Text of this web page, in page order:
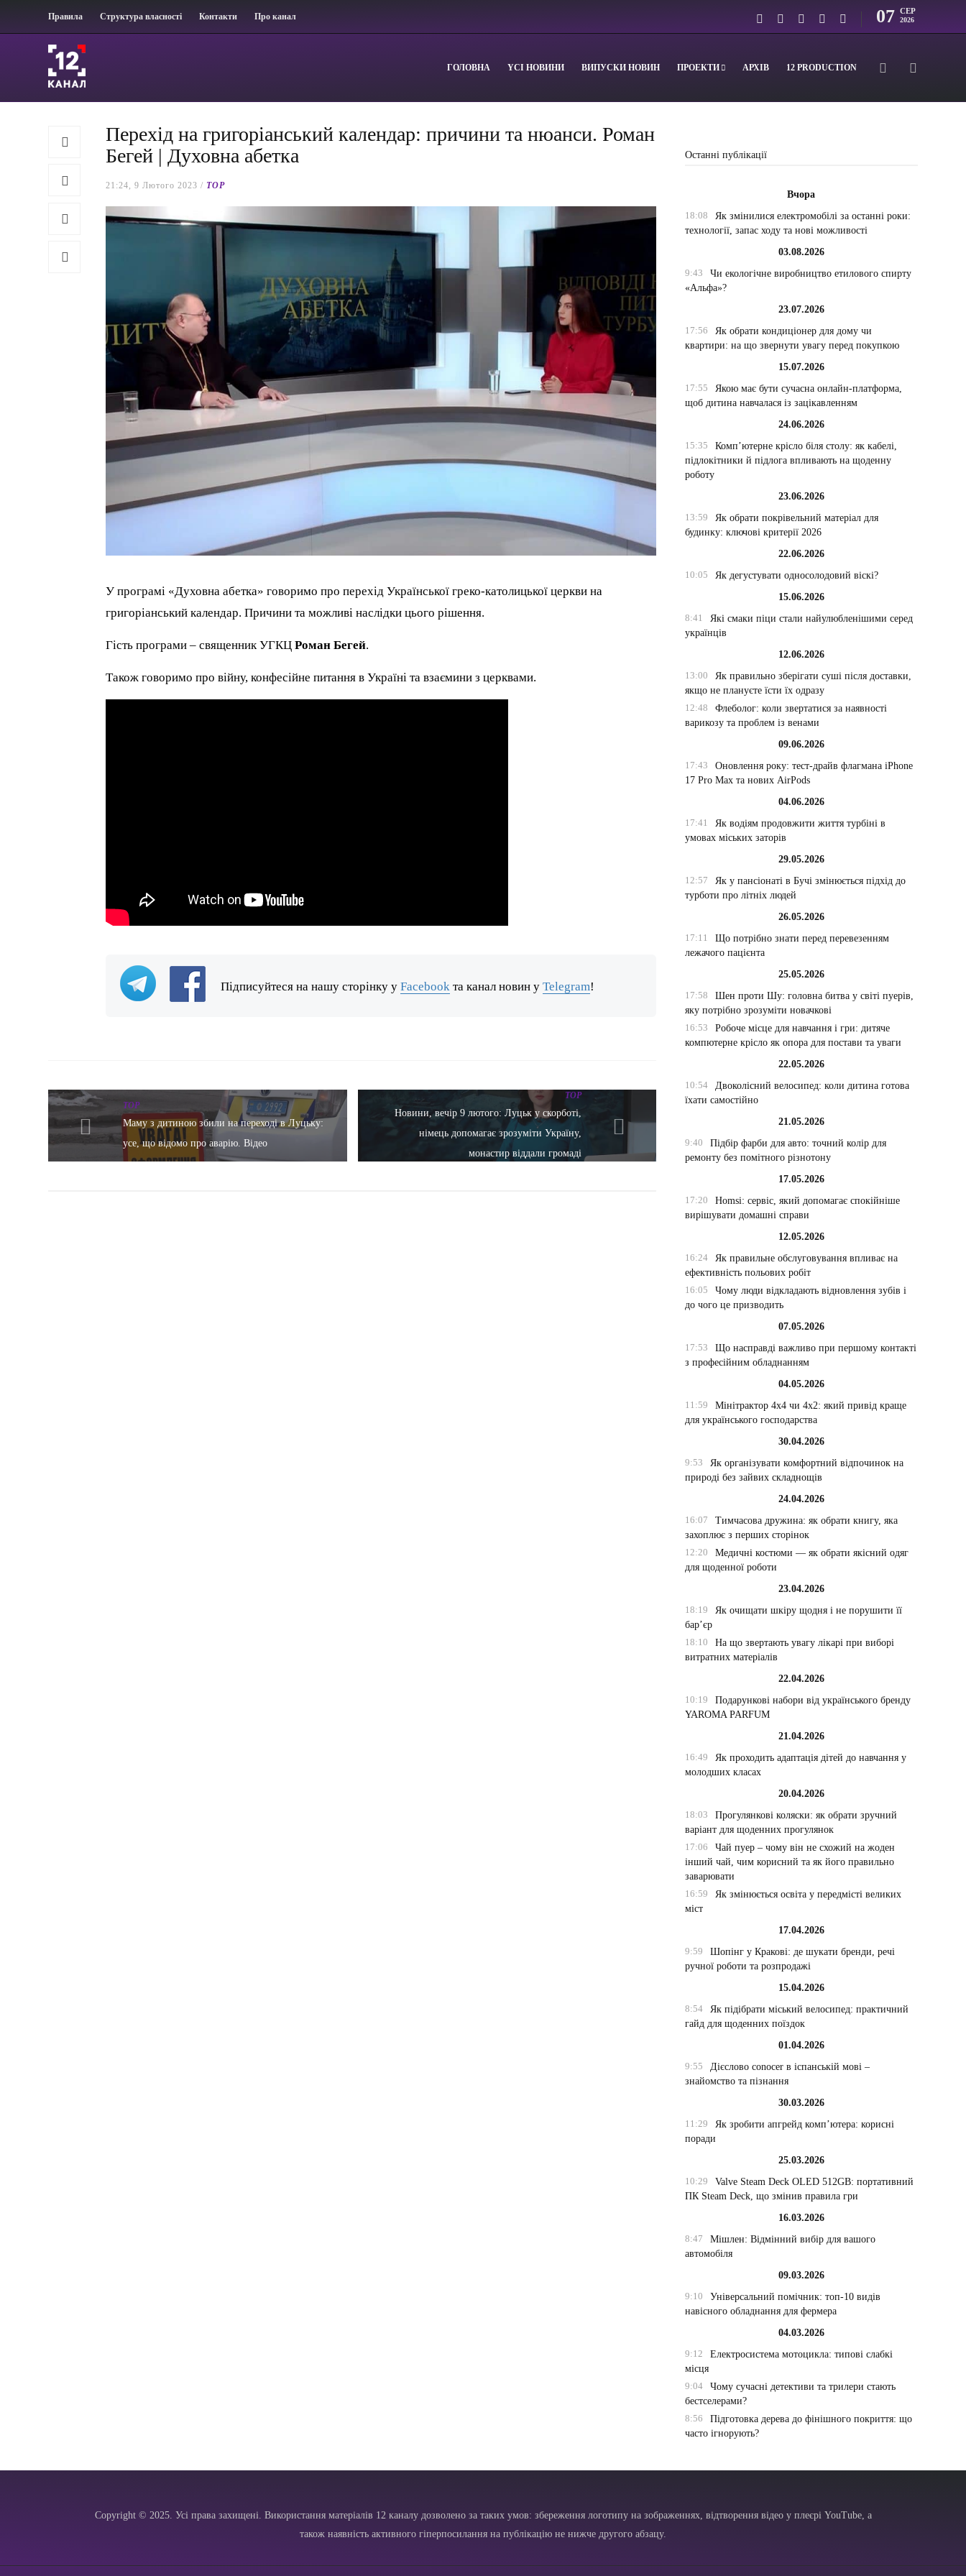
Правила Структура власності Контакти Про канал 07 СЕР
2026
ГОЛОВНА YСІ НОВИНИ ВИПУСКИ НОВИН ПРОЕКТИ АРХІВ 12 PRODUCTION
Перехід на григоріанський календар: причини та нюанси. Роман
Бегей | Духовна абетка
21:24, 9 Лютого 2023 / TOP
У програмі «Духовна абетка» говоримо про перехід Української греко-католицької церкви на
григоріанський календар. Причини та можливі наслідки цього рішення.
Гість програми – священник УГКЦРоман Бегей.
Також говоримо про війну, конфесійне питання в Україні та взаємини з церквами.
Підписуйтеся на нашу сторінку уFacebook та канал новин уTelegram!
TOP
Маму з дитиною збили на переході в Луцьку:
усе, що відомо про аварію. Відео
TOP
Новини, вечір 9 лютого: Луцьк у скорботі,
німець допомагає зрозуміти Україну,
монастир віддали громаді
Останні публікації
Вчора
18:08
Як змінилися електромобілі за останні роки:
технології, запас ходу та нові можливості
03.08.2026
9:43
Чи екологічне виробництво етилового спирту
«Альфа»?
23.07.2026
17:56
Як обрати кондиціонер для дому чи
квартири: на що звернути увагу перед покупкою
15.07.2026
17:55
Якою має бути сучасна онлайн-платформа,
щоб дитина навчалася із зацікавленням
24.06.2026
15:35
Комп’ютерне крісло біля столу: як кабелі,
підлокітники й підлога впливають на щоденну
роботу
23.06.2026
13:59
Як обрати покрівельний матеріал для
будинку: ключові критерії 2026
22.06.2026
10:05
Як дегустувати односолодовий віскі?
15.06.2026
8:41
Які смаки піци стали найулюбленішими серед
українців
12.06.2026
13:00
Як правильно зберігати суші після доставки,
якщо не плануєте їсти їх одразу
12:48
Флеболог: коли звертатися за наявності
варикозу та проблем із венами
09.06.2026
17:43
Оновлення року: тест-драйв флагмана iPhone
17 Pro Max та нових AirPods
04.06.2026
17:41
Як водіям продовжити життя турбіні в
умовах міських заторів
29.05.2026
12:57
Як у пансіонаті в Бучі змінюється підхід до
турботи про літніх людей
26.05.2026
17:11
Що потрібно знати перед перевезенням
лежачого пацієнта
25.05.2026
17:58
Шен проти Шу: головна битва у світі пуерів,
яку потрібно зрозуміти новачкові
16:53
Робоче місце для навчання і гри: дитяче
компютерне крісло як опора для постави та уваги
22.05.2026
10:54
Двоколісний велосипед: коли дитина готова
їхати самостійно
21.05.2026
9:40
Підбір фарби для авто: точний колір для
ремонту без помітного різнотону
17.05.2026
17:20
Homsi: сервіс, який допомагає спокійніше
вирішувати домашні справи
12.05.2026
16:24
Як правильне обслуговування впливає на
ефективність польових робіт
16:05
Чому люди відкладають відновлення зубів і
до чого це призводить
07.05.2026
17:53
Що насправді важливо при першому контакті
з професійним обладнанням
04.05.2026
11:59
Мінітрактор 4х4 чи 4х2: який привід краще
для українського господарства
30.04.2026
9:53
Як організувати комфортний відпочинок на
природі без зайвих складнощів
24.04.2026
16:07
Тимчасова дружина: як обрати книгу, яка
захоплює з перших сторінок
12:20
Медичні костюми — як обрати якісний одяг
для щоденної роботи
23.04.2026
18:19
Як очищати шкіру щодня і не порушити її
бар’єр
18:10
На що звертають увагу лікарі при виборі
витратних матеріалів
22.04.2026
10:19
Подарункові набори від українського бренду
YAROMA PARFUM
21.04.2026
16:49
Як проходить адаптація дітей до навчання у
молодших класах
20.04.2026
18:03
Прогулянкові коляски: як обрати зручний
варіант для щоденних прогулянок
17:06
Чай пуер – чому він не схожий на жоден
інший чай, чим корисний та як його правильно
заварювати
16:59
Як змінюється освіта у передмісті великих
міст
17.04.2026
9:59
Шопінг у Кракові: де шукати бренди, речі
ручної роботи та розпродажі
15.04.2026
8:54
Як підібрати міський велосипед: практичний
гайд для щоденних поїздок
01.04.2026
9:55
Дієслово conocer в іспанській мові –
знайомство та пізнання
30.03.2026
11:29
Як зробити апгрейд комп’ютера: корисні
поради
25.03.2026
10:29
Valve Steam Deck OLED 512GB: портативний
ПК Steam Deck, що змінив правила гри
16.03.2026
8:47
Мішлен: Відмінний вибір для вашого
автомобіля
09.03.2026
9:10
Універсальний помічник: топ-10 видів
навісного обладнання для фермера
04.03.2026
9:12
Електросистема мотоцикла: типові слабкі
місця
9:04
Чому сучасні детективи та трилери стають
бестселерами?
8:56
Підготовка дерева до фінішного покриття: що
часто ігнорують?
Copyright © 2025. Усі права захищені. Використання матеріалів 12 каналу дозволено за таких умов: збереження логотипу на зображеннях, відтворення відео у плеєрі YouTube, а
також наявність активного гіперпосилання на публікацію не нижче другого абзацу.